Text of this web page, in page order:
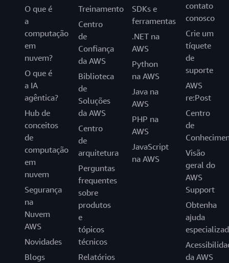
O que é
a
computação
em
nuvem?
O que é
a IA
agêntica?
Hub de
conceitos
de
computação
em
nuvem
Segurança
na
Nuvem
AWS
Novidades
Blogs
Treinamento
Centro
de
Confiança
da AWS
Biblioteca
de
Soluções
da AWS
Centro
de
arquitetura
Perguntas
frequentes
sobre
produtos
e
tópicos
técnicos
Relatórios
SDKs e
ferramentas
.NET na
AWS
Python
na AWS
Java na
AWS
PHP na
AWS
JavaScript
na AWS
contato
conosco
Crie um
tíquete
de
suporte
AWS
re:Post
Centro
de
Visão
geral do
AWS
Support
Obtenha
ajuda
da AWS